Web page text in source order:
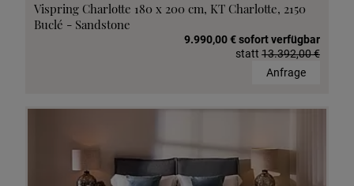
Vispring Charlotte 180 x 200 cm, KT Charlotte, 2150
Buclé - Sandstone
9.990,00 € sofort verfügbar
statt 13.392,00 €
Anfrage